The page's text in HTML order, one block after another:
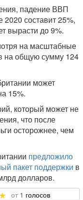
падение ВВП
2020 составит 25%,
вырасти до 9%.
на масштабные
на общую сумму 124
может
15%.
который может не
что после
осторожнее, чем
предложило
пакет поддержки в
долларов.
1